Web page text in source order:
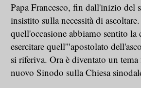
Papa Francesco, fin dall'inizio del
insistito sulla necessità di
quell'occasione abbiamo sentito la
esercitare quell'"apostolato
si riferiva. Ora è diventato un
nuovo Sinodo sulla Chiesa